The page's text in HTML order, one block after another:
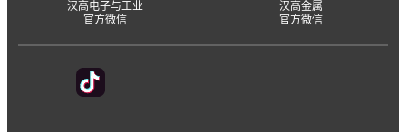
汉高电子与工业
官方微信
汉高金属
官方微信